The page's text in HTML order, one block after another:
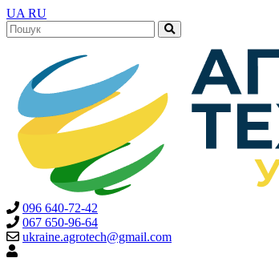
UA RU
096 640-72-42
067 650-96-64
ukraine.agrotech@gmail.com